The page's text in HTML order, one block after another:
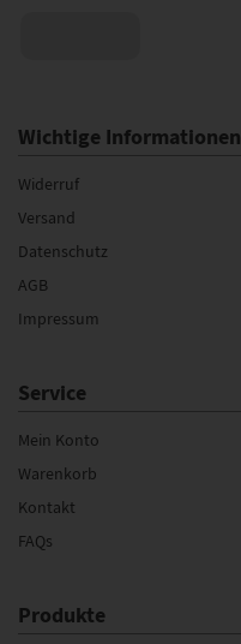
Wichtige Informationen
Widerruf
Versand
Datenschutz
AGB
Impressum
Service
Mein Konto
Warenkorb
Kontakt
FAQs
Produkte